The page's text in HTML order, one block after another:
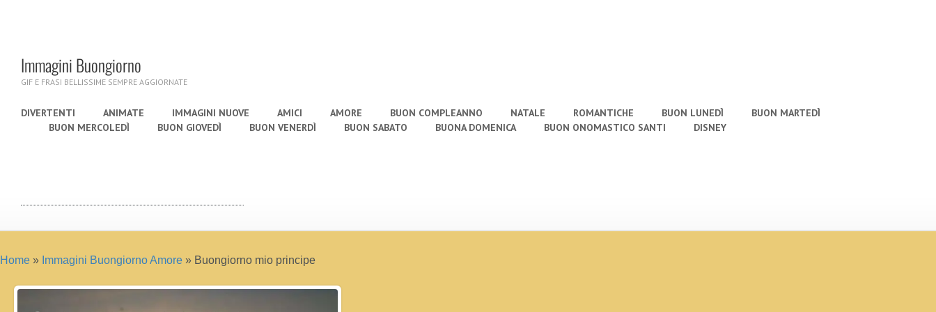
Immagini Buongiorno
GIF E FRASI BELLISSIME SEMPRE AGGIORNATE
DIVERTENTI ANIMATE IMMAGINI NUOVE AMICI AMORE BUON COMPLEANNO NATALE ROMANTICHE BUON LUNEDÌ
BUON MARTEDÌ
BUON MERCOLEDÌ
BUON GIOVEDÌ BUON VENERDÌ BUON SABATO BUONA DOMENICA BUON ONOMASTICO SANTI DISNEY
Home » Immagini Buongiorno Amore » Buongiorno mio principe